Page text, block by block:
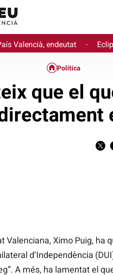
Valencià, endeutat ·
Política
que el
Valenciana, Ximo Puig, ha
d’Independència
A més, ha lamentat el